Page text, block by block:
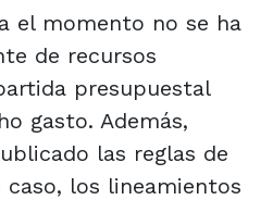
el momento no se ha
de recursos
presupuestal
gasto. Además,
las reglas de
los lineamientos